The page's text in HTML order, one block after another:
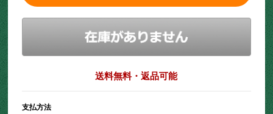
送料無料・返品可能
支払方法